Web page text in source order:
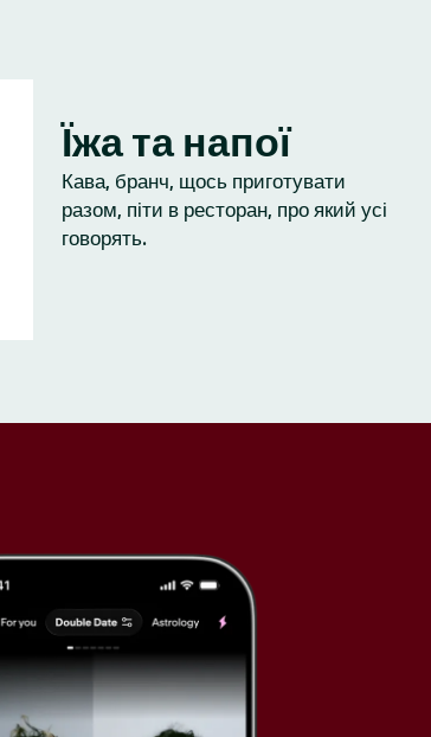
Їжа та напої
Кава, бранч, щось приготувати
разом, піти в ресторан, про який усі
говорять.